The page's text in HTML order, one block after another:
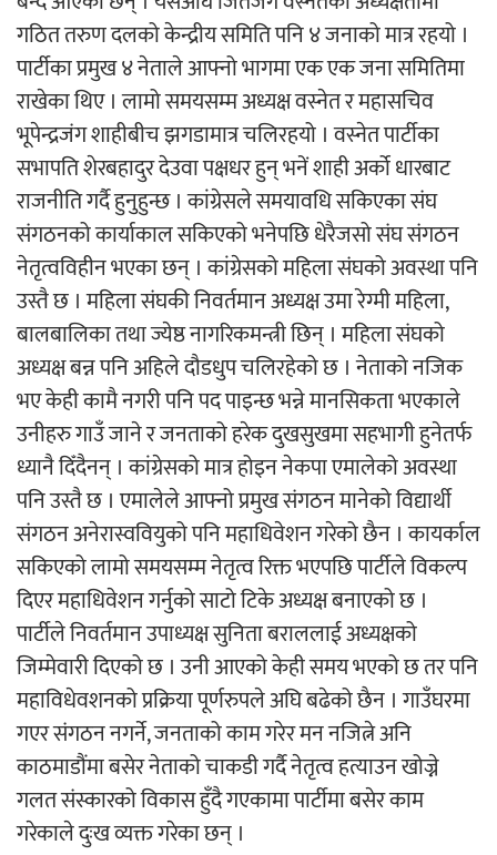
अर्जुन चन्द्रको ‘संवेदनाका प्रतिध्वनि’
मुक्तकसङ्ग्रह लोकार्पण
‘दुर्गा’ निर्माण गर्दै सम्राट
चलचित्र ‘माया भनेकै यस्तो होला’को शीर्ष गीत
सार्वजनिक
गठित तरुण दलको केन्द्रीय समिति पनि ४ जनाको मात्र रहयो ।
पार्टीका प्रमुख ४ नेताले आफ्नो भागमा एक एक जना समितिमा
राखेका थिए । लामो समयसम्म अध्यक्ष वस्नेत र महासचिव
भूपेन्द्रजंग शाहीबीच झगडामात्र चलिरहयो । वस्नेत पार्टीका
सभापति शेरबहादुर देउवा पक्षधर हुन् भनें शाही अर्को धारबाट
राजनीति गर्दै हुनुहुन्छ । कांग्रेसले समयावधि सकिएका संघ
संगठनको कार्याकाल सकिएको भनेपछि धेरैजसो संघ संगठन
नेतृत्वविहीन भएका छन् । कांग्रेसको महिला संघको अवस्था पनि
उस्तै छ । महिला संघकी निवर्तमान अध्यक्ष उमा रेग्मी महिला,
बालबालिका तथा ज्येष्ठ नागरिकमन्त्री छिन् । महिला संघको
अध्यक्ष बन्न पनि अहिले दौडधुप चलिरहेको छ । नेताको नजिक
भए केही कामै नगरी पनि पद पाइन्छ भन्ने मानसिकता भएकाले
उनीहरु गाउँ जाने र जनताको हरेक दुखसुखमा सहभागी हुनेतर्फ
ध्यानै दिँदैनन् । कांग्रेसको मात्र होइन नेकपा एमालेको अवस्था
पनि उस्तै छ । एमालेले आफ्नो प्रमुख संगठन मानेको विद्यार्थी
संगठन अनेरास्ववियुको पनि महाधिवेशन गरेको छैन । कायर्काल
सकिएको लामो समयसम्म नेतृत्व रिक्त भएपछि पार्टीले विकल्प
दिएर महाधिवेशन गर्नुको साटो टिके अध्यक्ष बनाएको छ ।
पार्टीले निवर्तमान उपाध्यक्ष सुनिता बराललाई अध्यक्षको
जिम्मेवारी दिएको छ । उनी आएको केही समय भएको छ तर पनि
महाविधेवशनको प्रक्रिया पूर्णरुपले अघि बढेको छैन । गाउँघरमा
गएर संगठन नगर्ने, जनताको काम गरेर मन नजित्ने अनि
काठमाडौंमा बसेर नेताको चाकडी गर्दै नेतृत्व हत्याउन खोज्ने
गलत संस्कारको विकास हुँदै गएकामा पार्टीमा बसेर काम
गरेकाले दुःख व्यक्त गरेका छन् ।